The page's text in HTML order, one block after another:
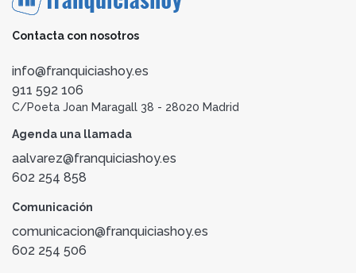
Contacta con nosotros
info@franquiciashoy.es
911 592 106
C/Poeta Joan Maragall 38 - 28020 Madrid
Agenda una llamada
aalvarez@franquiciashoy.es
602 254 858
Comunicación
comunicacion@franquiciashoy.es
602 254 506